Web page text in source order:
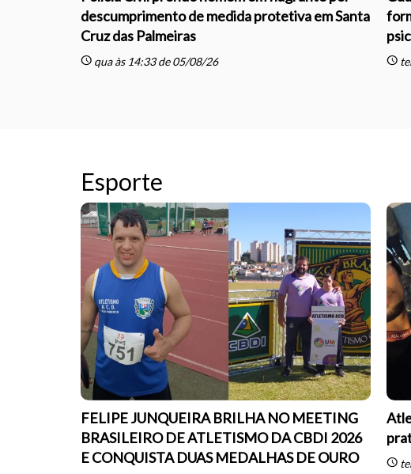
descumprimento de medida protetiva em Santa
Cruz das Palmeiras
schedule qua às 14:33 de 05/08/26 schedule
Esporte
FELIPE JUNQUEIRA BRILHA NO MEETING
BRASILEIRO DE ATLETISMO DA CBDI 2026
E CONQUISTA DUAS MEDALHAS DE OURO
schedule